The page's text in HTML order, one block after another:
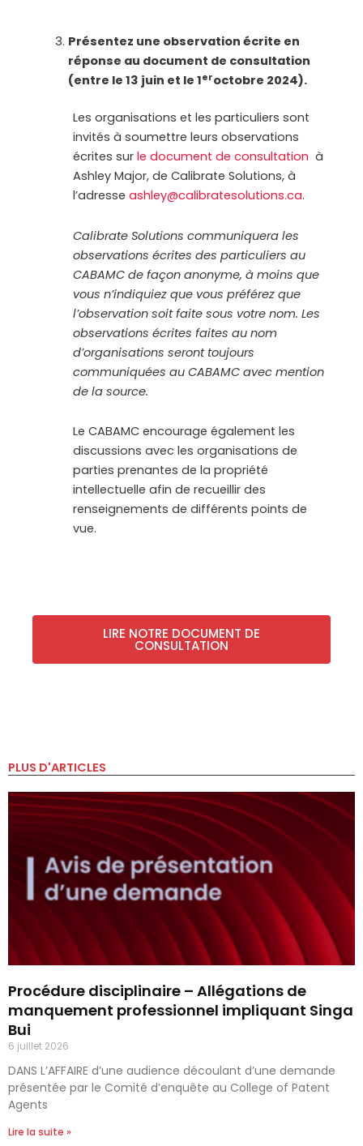
Présentez une observation écrite en
réponse au document de consultation
(entre le 13 juin et le 1eroctobre 2024).
Les organisations et les particuliers sont
invités à soumettre leurs observations
écrites sur le document de consultation à
Ashley Major, de Calibrate Solutions, à
l’adresse ashley@calibratesolutions.ca.
Calibrate Solutions communiquera les
observations écrites des particuliers au
CABAMC de façon anonyme, à moins que
vous n’indiquiez que vous préférez que
l’observation soit faite sous votre nom. Les
observations écrites faites au nom
d’organisations seront toujours
communiquées au CABAMC avec mention
de la source.
Le CABAMC encourage également les
discussions avec les organisations de
parties prenantes de la propriété
intellectuelle afin de recueillir des
renseignements de différents points de
vue.
LIRE NOTRE DOCUMENT DE
CONSULTATION
PLUS D'ARTICLES
Procédure disciplinaire – Allégations de
manquement professionnel impliquant Singa
Bui
6 juillet 2026
DANS L’AFFAIRE d’une audience découlant d’une demande
présentée par le Comité d’enquête au College of Patent
Agents
Lire la suite »